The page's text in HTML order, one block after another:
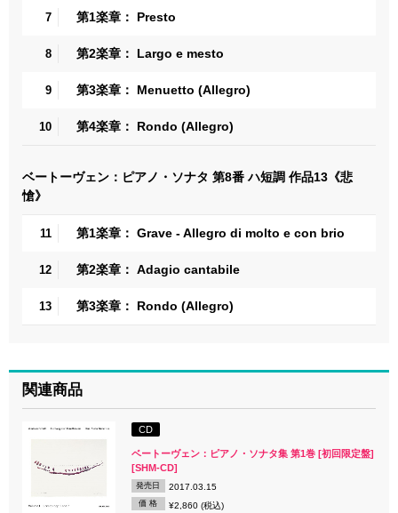
7 第1楽章： Presto
8 第2楽章： Largo e mesto
9 第3楽章： Menuetto (Allegro)
10 第4楽章： Rondo (Allegro)
ベートーヴェン：ピアノ・ソナタ 第8番 ハ短調 作品13《悲
愴》
11 第1楽章： Grave - Allegro di molto e con brio
12 第2楽章： Adagio cantabile
13 第3楽章： Rondo (Allegro)
関連商品
CD
ベートーヴェン：ピアノ・ソナタ集 第1巻 [初回限定盤]
[SHM-CD]
発売日 2017.03.15
価 格 ¥2,860 (税込)